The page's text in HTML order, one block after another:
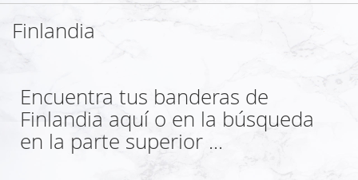
Finlandia
Encuentra tus banderas de
Finlandia aquí o en la búsqueda
en la parte superior ...